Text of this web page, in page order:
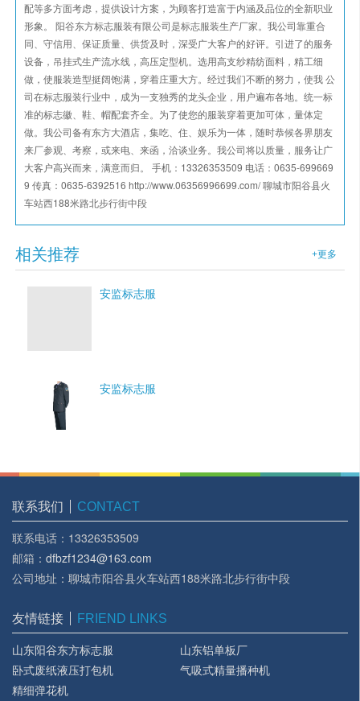
配等多方面考虑，提供设计方案，为顾客打造富于内涵及品位的全新职业
形象。 阳谷东方标志服装有限公司是标志服装生产厂家。我公司靠重合
同、守信用、保证质量、供货及时，深受广大客户的好评。引进了的服务
设备，吊挂式生产流水线，高压定型机。选用高支纱精纺面料，精工细
做，使服装造型挺阔饱满，穿着庄重大方。经过我们不断的努力，使我 公
司在标志服装行业中，成为一支独秀的龙头企业，用户遍布各地。统一标
准的标志徽、鞋、帽配套齐全。为了使您的服装穿着更加可体，量体定
做。我公司备有东方大酒店，集吃、住、娱乐为一体，随时恭候各界朋友
来厂参观、考察，或来电、来函，洽谈业务。我公司将以质量，服务让广
大客户高兴而来，满意而归。 手机：13326353509 电话：0635-699669
9 传真：0635-6392516 http://www.06356996699.com/ 聊城市阳谷县火
车站西188米路北步行街中段
相关推荐 +更多
安监标志服
安监标志服
联系我们 CONTACT
联系电话：13326353509
邮箱： dfbzf1234@163.com
公司地址：聊城市阳谷县火车站西188米路北步行街中段
友情链接 FRIEND LINKS
山东阳谷东方标志服
山东铝单板厂
卧式废纸液压打包机
气吸式精量播种机
精细弹花机